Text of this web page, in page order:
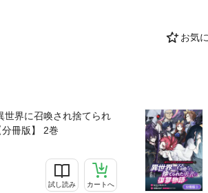
お気
世界に召喚され捨てられ
冊版】 2巻
試し読み カートへ